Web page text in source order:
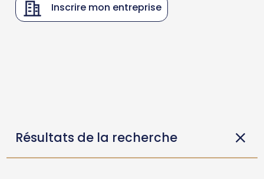
Inscrire mon entreprise
Résultats de la recherche